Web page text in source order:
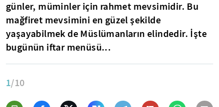
günler, müminler için rahmet mevsimidir. Bu
mağfiret mevsimini en güzel şekilde
yaşayabilmek de Müslümanların elindedir. İşte
bugünün iftar menüsü...
1/10